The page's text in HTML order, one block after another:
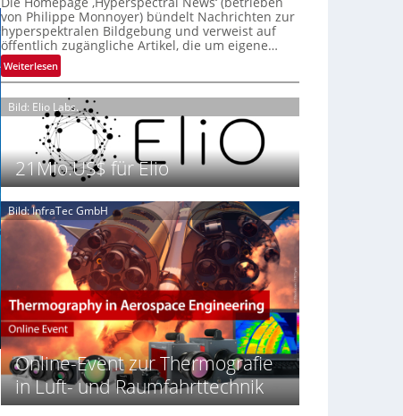
i
o
n
N
i
h
t
2
0
2
t
e
i
l
i
t
s
i
c
h
a
n
S
e
e
a
c
t
S
e
r
P
s
t
ä
r
t
P
r
ä
s
e
n
z
i
E
M
E
A
R
e
g
von Philippe Monnoyer) bündelt Nachrichten zur
hyperspektralen Bildgebung und verweist auf
öffentlich zugängliche Artikel, die um eigene…
Weiterlesen:
H
o
m
e
p
a
g
e
‚
H
y
p
e
r
s
p
e
c
t
r
Bild: Elio Labs.
21Mio.US$ für Elio
Bild: InfraTec GmbH
Online-Event zur Thermografie
in Luft- und Raumfahrttechnik